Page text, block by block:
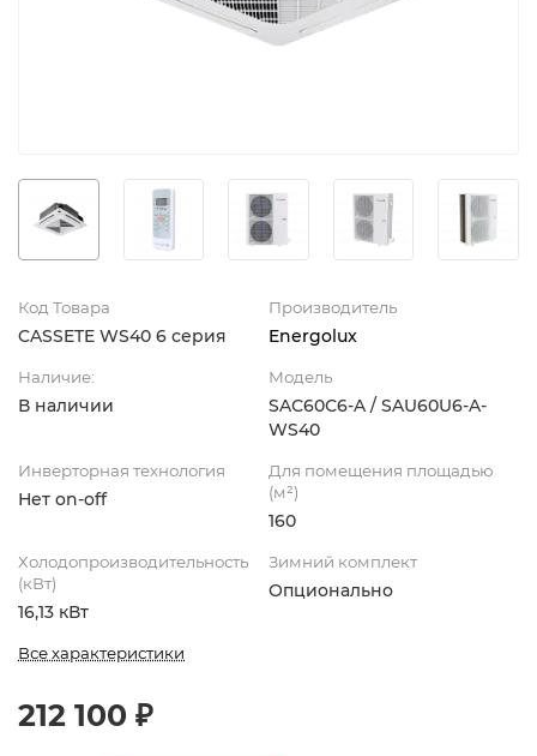
Код Товара
CASSETE WS40 6 серия
Производитель
Energolux
Наличие:
В наличии
Модель
SAС60С6-A / SAU60U6-A-
WS40
Инверторная технология
Нет on-off
Для помещения площадью
(м²)
160
Холодопроизводительность
(кВт)
16,13 кВт
Зимний комплект
Опционально
Все характеристики
212 100 ₽